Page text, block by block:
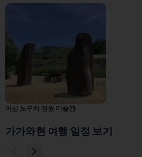
이삼 노구치 정원 미술관
가가와현 여행 일정 보기